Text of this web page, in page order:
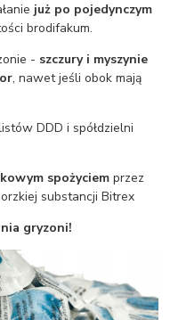
już po pojedynczym
brodifakum.
- szczury i myszynie
, nawet jeśli obok mają
DDD i spółdzielni
spożyciem przez
substancji Bitrex
gryzoni!